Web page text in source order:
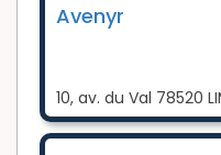
Avenyr
10, av. du Val 78520